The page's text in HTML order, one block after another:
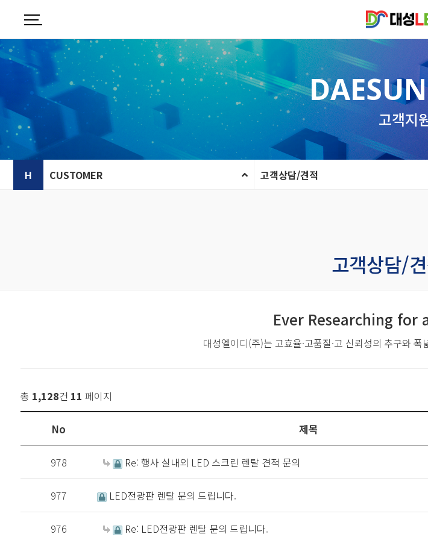
고객지
H CUSTOMER 고객상담/견적
고객상담/
Ever Researching for
대성엘이디(주)는 고효율·고품질·고 신뢰성의 추구와폭
총 1,128건 11 페이지
No 제목
978 Re: 행사 실내외 LED 스크린 렌탈 견적 문의
977 LED전광판 렌탈 문의 드립니다.
976 Re: LED전광판 렌탈 문의 드립니다.